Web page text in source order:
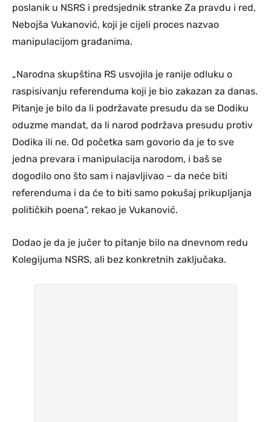
poslanik u NSRS i predsjednik stranke Za pravdu i red,
Nebojša Vukanović, koji je cijeli proces nazvao
manipulacijom građanima.
„Narodna skupština RS usvojila je ranije odluku o
raspisivanju referenduma koji je bio zakazan za danas.
Pitanje je bilo da li podržavate presudu da se Dodiku
oduzme mandat, da li narod podržava presudu protiv
Dodika ili ne. Od početka sam govorio da je to sve
jedna prevara i manipulacija narodom, i baš se
dogodilo ono što sam i najavljivao – da neće biti
referenduma i da će to biti samo pokušaj prikupljanja
političkih poena“, rekao je Vukanović.
Dodao je da je jučer to pitanje bilo na dnevnom redu
Kolegijuma NSRS, ali bez konkretnih zaključaka.